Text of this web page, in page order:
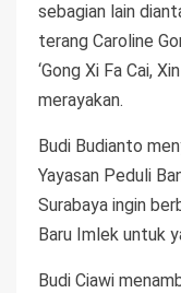
sebagian lain
terang Caroline
‘Gong Xi Fa Cai,
merayakan.
Budi Budianto
Yayasan Peduli
Surabaya ingin
Baru Imlek untuk
Budi Ciawi